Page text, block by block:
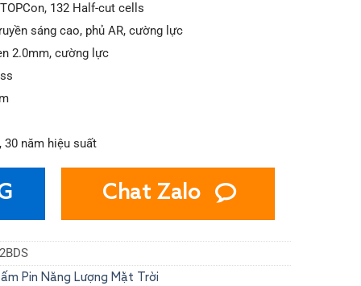
132 Half-cut cells
sáng cao, phủ AR, cường lực
2.0mm, cường lực
30 năm hiệu suất
Chat Zalo
Pin Năng Lượng Mặt Trời